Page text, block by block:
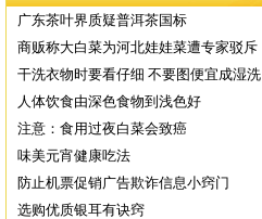
广东茶叶界质疑普洱茶国标
商贩称大白菜为河北娃娃菜遭专家驳斥
干洗衣物时要看仔细 不要图便宜成湿洗
人体饮食由深色食物到浅色好
注意：食用过夜白菜会致癌
味美元宵健康吃法
防止机票促销广告欺诈信息小窍门
选购优质银耳有诀窍